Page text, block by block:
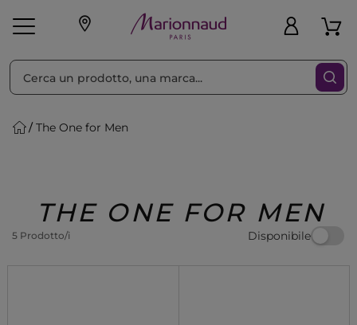
Make-up Profumi
Regalo
The One for Men
THE ONE FOR MEN
5 Prodotto/i Disponibile
Ordina per Filtra